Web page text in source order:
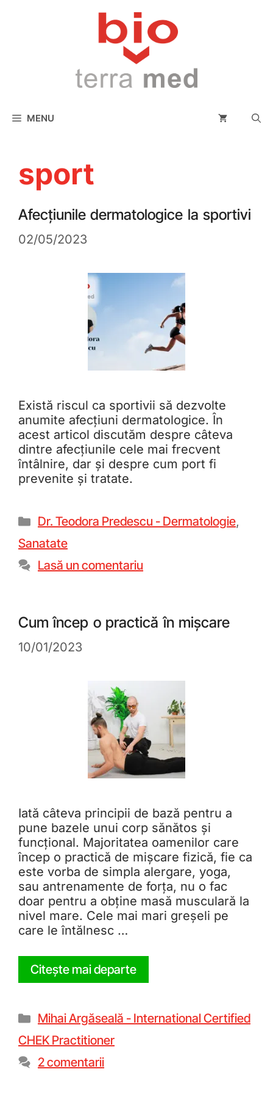
MENU
sport
Afecțiunile dermatologice la sportivi
02/05/2023
Există riscul ca sportivii să dezvolte
anumite afecțiuni dermatologice. În
acest articol discutăm despre câteva
dintre afecțiunile cele mai frecvent
întâlnire, dar și despre cum port fi
prevenite și tratate.
Dr. Teodora Predescu - Dermatologie,
Sanatate
Lasă un comentariu
Cum încep o practică în mișcare
10/01/2023
Iată câteva principii de bază pentru a
pune bazele unui corp sănătos și
funcțional. Majoritatea oamenilor care
încep o practică de mișcare fizică, fie ca
este vorba de simpla alergare, yoga,
sau antrenamente de forța, nu o fac
doar pentru a obține masă musculară la
nivel mare. Cele mai mari greșeli pe
care le întălnesc …
Citește mai departe
Mihai Argăseală - International Certified
CHEK Practitioner
2 comentarii